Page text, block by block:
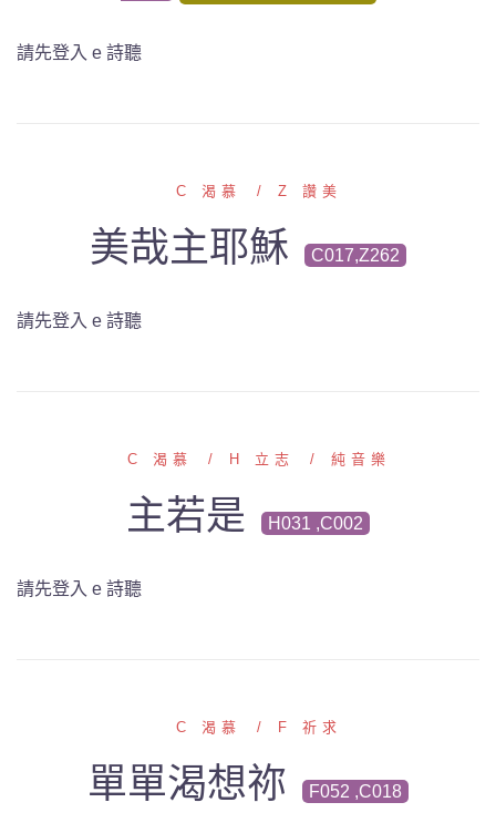
請先登入 e 詩聽
C 渴慕 Z 讚美
美哉主耶穌 C017,Z262
請先登入 e 詩聽
C 渴慕 H 立志 純音樂
主若是 H031 ,C002
請先登入 e 詩聽
C 渴慕 F 祈求
單單渴想祢 F052 ,C018